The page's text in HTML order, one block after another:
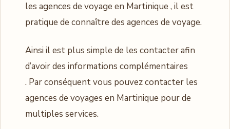
les agences de voyage en Martinique , il est
pratique de connaître des agences de voyage.
Ainsi il est plus simple de les contacter afin
d’avoir des informations complémentaires
. Par conséquent vous pouvez contacter les
agences de voyages en Martinique pour de
multiples services.